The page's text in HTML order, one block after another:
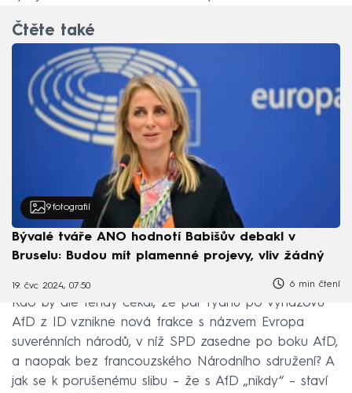
Čtěte také
9 fotografií
Bývalé tváře ANO hodnotí Babišův debakl v
Bruselu: Budou mít plamenné projevy, vliv žádný
19. čvc 2024, 07:50 6 min čtení
Kdo by ale tehdy čekal, že pár týdnů po vyhazovu
AfD z ID vznikne nová frakce s názvem Evropa
suverénních národů, v níž SPD zasedne po boku AfD,
a naopak bez francouzského Národního sdružení? A
jak se k porušenému slibu – že s AfD „nikdy“ – staví